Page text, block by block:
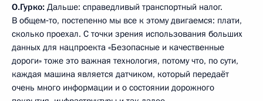
О.Гурко: Дальше: справедливый транспортный налог.
В общем‑то, постепенно мы все к этому двигаемся: плати,
сколько проехал. С точки зрения использования больших
данных для нацпроекта «Безопасные и качественные
дороги» тоже это важная технология, потому что, по сути,
каждая машина является датчиком, который передаёт
очень много информации и о состоянии дорожного